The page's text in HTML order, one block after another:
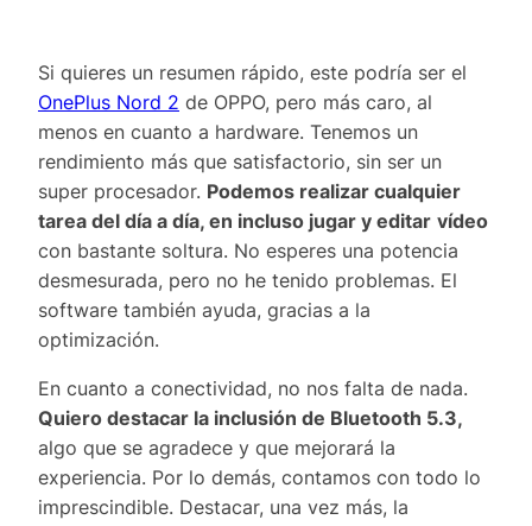
Si quieres un resumen rápido, este podría ser el
OnePlus Nord 2 de OPPO, pero más caro, al
menos en cuanto a hardware. Tenemos un
rendimiento más que satisfactorio, sin ser un
super procesador. Podemos realizar cualquier
tarea del día a día, en incluso jugar y editar vídeo
con bastante soltura. No esperes una potencia
desmesurada, pero no he tenido problemas. El
software también ayuda, gracias a la
optimización.
En cuanto a conectividad, no nos falta de nada.
Quiero destacar la inclusión de Bluetooth 5.3,
algo que se agradece y que mejorará la
experiencia. Por lo demás, contamos con todo lo
imprescindible. Destacar, una vez más, la